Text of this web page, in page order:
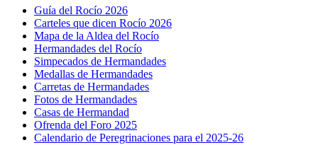
Guía del Rocío 2026
Carteles que dicen Rocío 2026
Mapa de la Aldea del Rocío
Hermandades del Rocío
Simpecados de Hermandades
Medallas de Hermandades
Carretas de Hermandades
Fotos de Hermandades
Casas de Hermandad
Ofrenda del Foro 2025
Calendario de Peregrinaciones para el 2025-26